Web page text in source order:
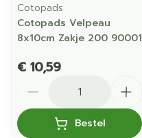
Cotopads
Cotopads Velpeau
8x10cm Zakje 200 90001
€ 10,59
Bestel